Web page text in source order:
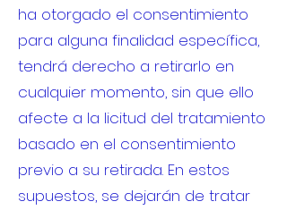
ha otorgado el consentimiento
para alguna finalidad específica,
tendrá derecho a retirarlo en
cualquier momento, sin que ello
afecte a la licitud del tratamiento
basado en el consentimiento
previo a su retirada. En estos
supuestos, se dejarán de tratar